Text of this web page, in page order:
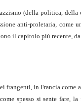
(della politica,
anti-proletaria, come
il capitolo più recente,
frangenti, in Francia
spesso si sente fare,